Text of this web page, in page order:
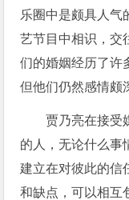
乐圈中是颇具人气
艺节目中相识，交
们的婚姻经历了许
但他们仍然感情颇
贾乃亮在接受
的人，无论什么事
建立在对彼此的信
和缺点，可以相互